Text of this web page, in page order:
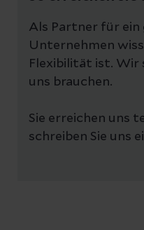
Als Partner für ein
Unternehmen
Flexibilität ist. Wir
uns brauchen.
Sie erreichen uns
schreiben Sie uns